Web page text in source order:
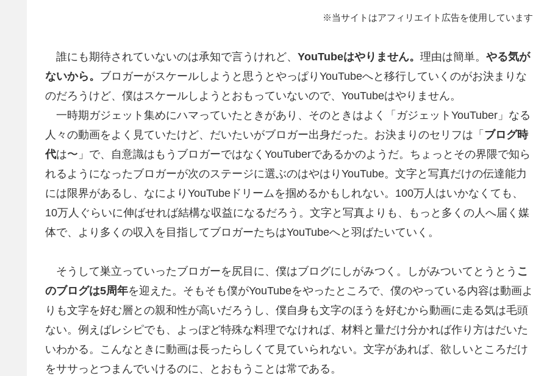
※当サイトはアフィリエイト広告を使用しています
誰にも期待されていないのは承知で言うけれど、 YouTubeはやりません。 理由は簡単。 やる気が
ないから。 ブロガーがスケールしようと思うとやっぱりYouTubeへと移行していくのがお決まりな
のだろうけど、僕はスケールしようとおもっていないので、YouTubeはやりません。
一時期ガジェット集めにハマっていたときがあり、そのときはよく「ガジェットYouTuber」なる
人々の動画をよく見ていたけど、だいたいがブロガー出身だった。お決まりのセリフは「 ブログ時
代は〜」で、自意識はもうブロガーではなくYouTuberであるかのようだ。ちょっとその界隈で知ら
れるようになったブロガーが次のステージに選ぶのはやはりYouTube。文字と写真だけの伝達能力
には限界があるし、なによりYouTubeドリームを掴めるかもしれない。100万人はいかなくても、
10万人ぐらいに伸ばせれば結構な収益になるだろう。文字と写真よりも、もっと多くの人へ届く媒
体で、より多くの収入を目指してブロガーたちはYouTubeへと羽ばたいていく。
そうして巣立っていったブロガーを尻目に、僕はブログにしがみつく。しがみついてとうとう こ
のブログは5周年を迎えた。そもそも僕がYouTubeをやったところで、僕のやっている内容は動画よ
りも文字を好む層との親和性が高いだろうし、僕自身も文字のほうを好むから動画に走る気は毛頭
ない。例えばレシピでも、よっぽど特殊な料理でなければ、材料と量だけ分かれば作り方はだいた
いわかる。こんなときに動画は長ったらしくて見ていられない。文字があれば、欲しいところだけ
をササっとつまんでいけるのに、とおもうことは常である。